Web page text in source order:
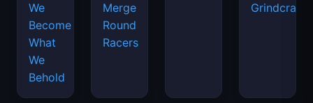
We
Become
What
We
Behold
Merge
Round
Racers
Grindcraft